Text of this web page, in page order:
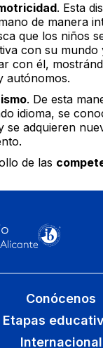
. Esta
de manera
que los niños
con su mundo
con él,
autónomos.
. De esta
idioma, se
se adquieren
de las
Conócenos
Etapas
Internacional